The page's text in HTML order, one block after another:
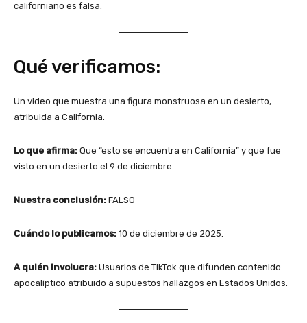
californiano es falsa.
Qué verificamos:
Un video que muestra una figura monstruosa en un desierto,
atribuida a California.
Lo que afirma: Que “esto se encuentra en California” y que fue
visto en un desierto el 9 de diciembre.
Nuestra conclusión: FALSO
Cuándo lo publicamos: 10 de diciembre de 2025.
A quién involucra: Usuarios de TikTok que difunden contenido
apocalíptico atribuido a supuestos hallazgos en Estados Unidos.